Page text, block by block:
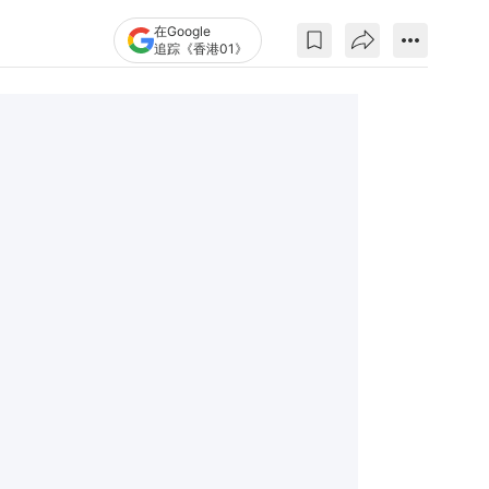
在Google
追踪《香港01》